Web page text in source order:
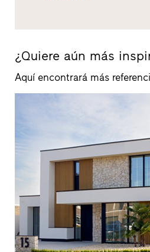
¿Quiere aún más
Aquí encontrará más